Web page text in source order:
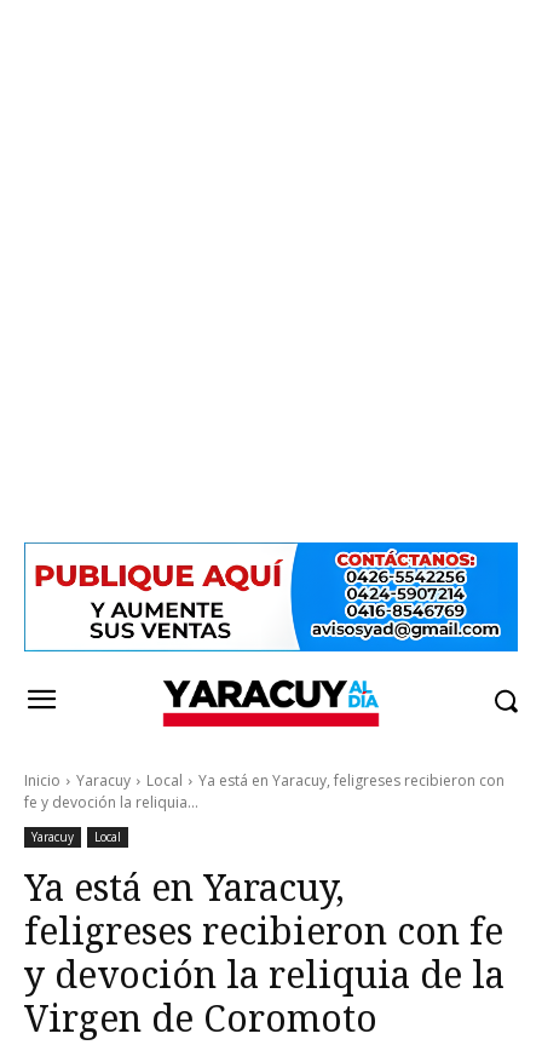
Inicio Yaracuy Local
Ya está en Yaracuy, feligreses recibieron con
fe y devoción la reliquia...
Yaracuy Local
Ya está en Yaracuy,
feligreses recibieron con fe
y devoción la reliquia de la
Virgen de Coromoto